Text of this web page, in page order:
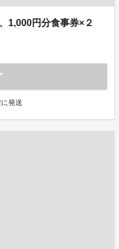
1,000円分食事券×２
発送